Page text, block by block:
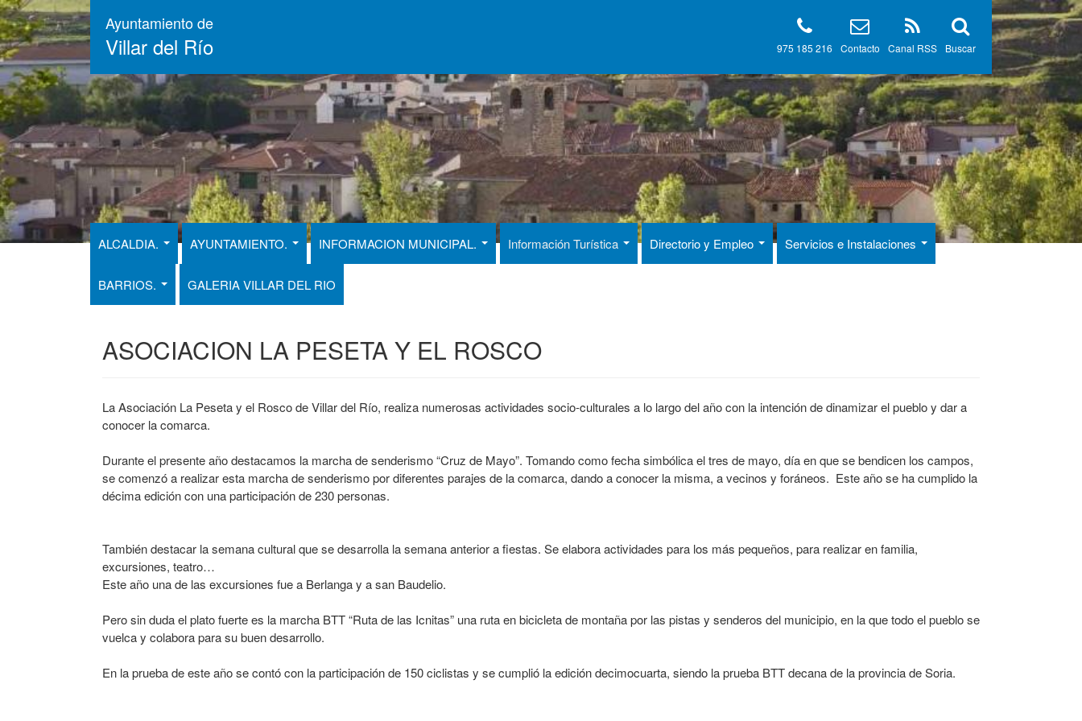
Pasar
al
contenido
principal
Ayuntamiento de
Villar del Río Buscar
Canal RSS
Contacto
975 185 216
ALCALDIA. AYUNTAMIENTO. INFORMACION MUNICIPAL. Información Turística Directorio y Empleo Servicios e Instalaciones
BARRIOS. GALERIA VILLAR DEL RIO
ASOCIACION LA PESETA Y EL ROSCO
La Asociación La Peseta y el Rosco de Villar del Río, realiza numerosas actividades socio-culturales a lo largo del año con la intención de dinamizar el pueblo y dar a
conocer la comarca.
Durante el presente año destacamos la marcha de senderismo “Cruz de Mayo”. Tomando como fecha simbólica el tres de mayo, día en que se bendicen los campos,
se comenzó a realizar esta marcha de senderismo por diferentes parajes de la comarca, dando a conocer la misma, a vecinos y foráneos. Este año se ha cumplido la
décima edición con una participación de 230 personas.
También destacar la semana cultural que se desarrolla la semana anterior a fiestas. Se elabora actividades para los más pequeños, para realizar en familia,
excursiones, teatro…
Este año una de las excursiones fue a Berlanga y a san Baudelio.
Pero sin duda el plato fuerte es la marcha BTT “Ruta de las Icnitas” una ruta en bicicleta de montaña por las pistas y senderos del municipio, en la que todo el pueblo se
vuelca y colabora para su buen desarrollo.
En la prueba de este año se contó con la participación de 150 ciclistas y se cumplió la edición decimocuarta, siendo la prueba BTT decana de la provincia de Soria.